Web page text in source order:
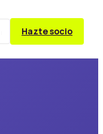
Hazte socio